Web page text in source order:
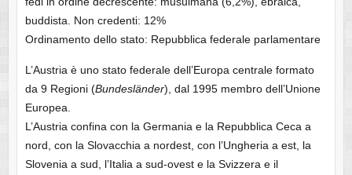
buddista. Non credenti: 12%
Ordinamento dello stato: Repubblica federale parlamentare
L’Austria è uno stato federale dell’Europa centrale formato
da 9 Regioni (Bundesländer), dal 1995 membro dell’Unione
Europea.
L’Austria confina con la Germania e la Repubblica Ceca a
nord, con la Slovacchia a nordest, con l’Ungheria a est, la
Slovenia a sud, l’Italia a sud-ovest e la Svizzera e il